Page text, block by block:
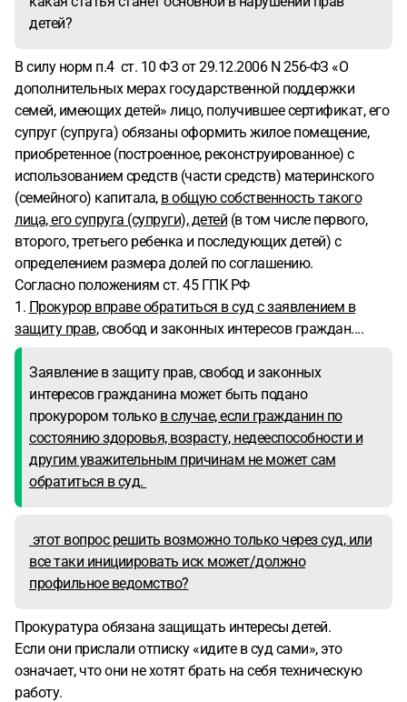
детей?
В силу норм п.4 ст. 10 ФЗ от 29.12.2006 N 256-ФЗ «О
дополнительных мерах государственной поддержки
семей, имеющих детей» лицо, получившее сертификат, его
супруг (супруга) обязаны оформить жилое помещение,
приобретенное (построенное, реконструированное) с
использованием средств (части средств) материнского
(семейного) капитала, в общую собственность такого
лица, его супруга (супруги), детей (в том числе первого,
второго, третьего ребенка и последующих детей) с
определением размера долей по соглашению.
Согласно положениям ст. 45 ГПК РФ
1. Прокурор вправе обратиться в суд с заявлением в
защиту прав, свобод и законных интересов граждан....
Заявление в защиту прав, свобод и законных
интересов гражданина может быть подано
прокурором только в случае, если гражданин по
состоянию здоровья, возрасту, недееспособности и
другим уважительным причинам не может сам
обратиться в суд.
этот вопрос решить возможно только через суд, или
все таки инициировать иск может/должно
профильное ведомство?
Прокуратура обязана защищать интересы детей.
Если они прислали отписку «идите в суд сами», это
означает, что они не хотят брать на себя техническую
работу.